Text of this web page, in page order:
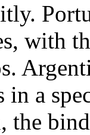
with
a
the